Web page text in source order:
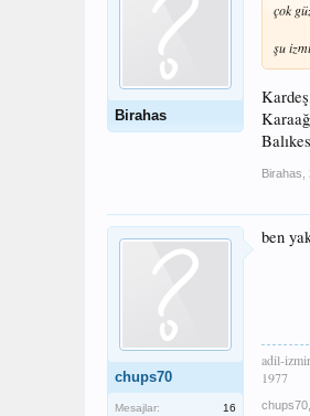
Birahas
çok
şu
Birahas
chups70
Mesajlar:
16
ben
adil-izmir
1977
chups70